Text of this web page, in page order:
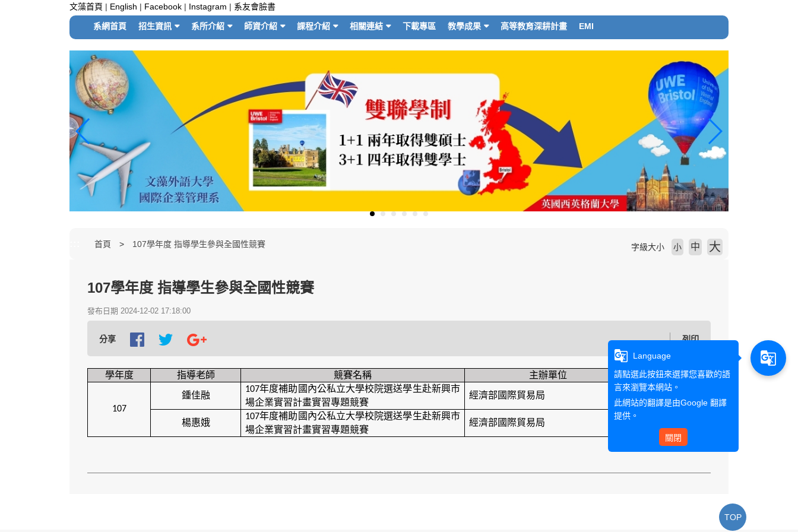
文藻首頁 | English | Facebook | Instagram | 系友會臉書
系網首頁 招生資訊 系所介紹 師資介紹 課程介紹 相關連結 下載專區 教學成果 高等教育深耕計畫 EMI
首頁 107學年度 指導學生參與全國性競賽 字級大小 小 中 大
107學年度 指導學生參與全國性競賽
發布日期 2024-12-02 17:18:00
分享 列印
學年度 指導老師 競賽名稱 主辦單位 獎項
107
鍾佳融
107年度補助國內公私立大學校院選送學生赴新興市
場企業實習計畫實習專題競賽
經濟部國際貿易局
楊惠娥
107年度補助國內公私立大學校院選送學生赴新興市
場企業實習計畫實習專題競賽
經濟部國際貿易局
人獎優等
TOP
g_translate
Language
請點選此按鈕來選擇您喜歡的語
言來瀏覽本網站。
此網站的翻譯是由Google 翻譯
提供。
關閉
g_translate